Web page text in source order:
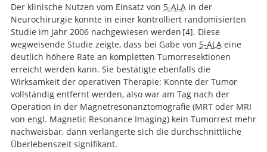
Der klinische Nutzen vom Einsatz von 5-ALAin der
Neurochirurgie konnte in einer kontrolliert randomisierten
Studie im Jahr 2006 nachgewiesen werden 4
Fluorescence-guided
surgery with 5-aminolevulinic acid for resection of
malignant glioma: a randomised controlled multicentre
phase III trial.
. Diese
wegweisende Studie zeigte, dass bei Gabe von 5-ALAeine
deutlich höhere Rate an kompletten Tumorresektionen
erreicht werden kann. Sie bestätigte ebenfalls die
Wirksamkeit der operativen Therapie: Konnte der Tumor
vollständig entfernt werden, also war am Tag nach der
Operation in der Magnetresonanztomografie (MRT oder MRI
von engl. Magnetic Resonance Imaging) kein Tumorrest mehr
nachweisbar, dann verlängerte sich die durchschnittliche
Überlebenszeit signifikant.